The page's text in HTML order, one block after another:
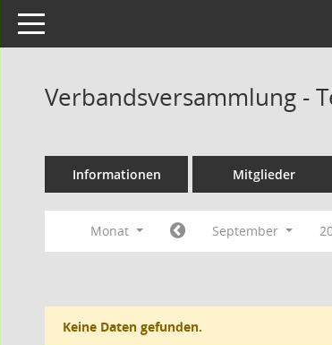
Toggle navigation
Verbandsversammlung -
Informationen Mitglieder
Monat September
Keine Daten gefunden.